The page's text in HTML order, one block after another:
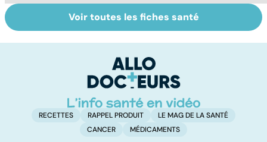
Le lupus, une
maladie
Anémie :
symptômes,
traitements
Voir toutes les fiches santé
RECETTES RAPPEL PRODUIT
LE MAG DE LA SANTÉ
CANCER
MÉDICAMENTS